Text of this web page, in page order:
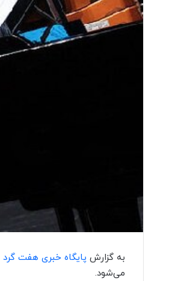
به‌ گزارش پایگاه خبری هفت گرد
می‌شود.